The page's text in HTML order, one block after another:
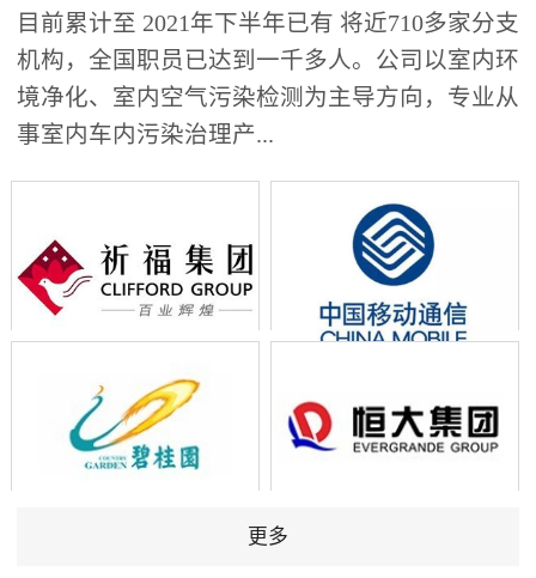
目前累计至 2021年下半年已有 将近710多家分支
机构，全国职员已达到一千多人。公司以室内环
境净化、室内空气污染检测为主导方向，专业从
事室内车内污染治理产...
更多